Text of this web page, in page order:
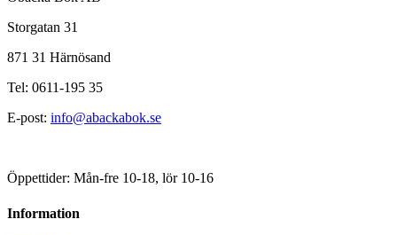
Storgatan 31
871 31 Härnösand
Tel: 0611-195 35
E-post: info@abackabok.se
Öppettider: Mån-fre 10-18, lör 10-16
Information